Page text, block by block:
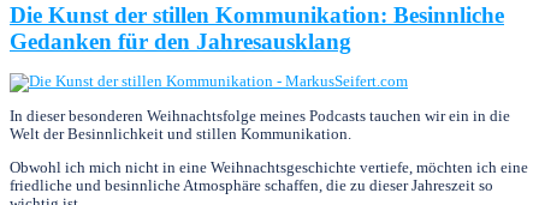
Die Kunst der stillen Kommunikation: Besinnliche
Gedanken für den Jahresausklang
In dieser besonderen Weihnachtsfolge meines Podcasts tauchen wir ein in die
Welt der Besinnlichkeit und stillen Kommunikation.
Obwohl ich mich nicht in eine Weihnachtsgeschichte vertiefe, möchten ich eine
friedliche und besinnliche Atmosphäre schaffen, die zu dieser Jahreszeit so